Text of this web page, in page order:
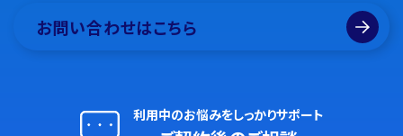
お問い合わせはこちら
利用中のお悩みをしっかりサポート